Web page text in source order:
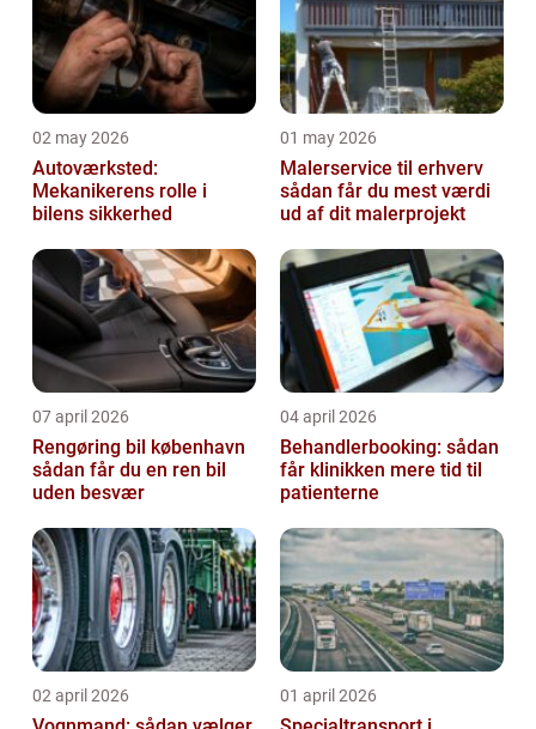
02 may 2026
Autoværksted:
Mekanikerens rolle i
bilens sikkerhed
01 may 2026
Malerservice til erhverv
sådan får du mest værdi
ud af dit malerprojekt
07 april 2026
Rengøring bil københavn
sådan får du en ren bil
uden besvær
04 april 2026
Behandlerbooking: sådan
får klinikken mere tid til
patienterne
02 april 2026 01 april 2026